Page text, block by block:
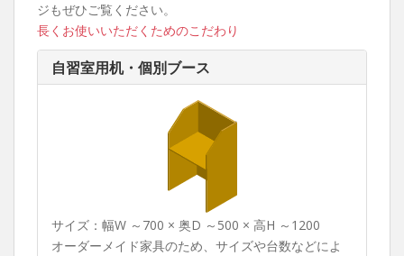
ジもぜひご覧ください。
長くお使いいただくためのこだわり
自習室用机・個別ブース
サイズ：幅W ～700 × 奥D ～500 × 高H ～1200
オーダーメイド家具のため、サイズや台数などによ